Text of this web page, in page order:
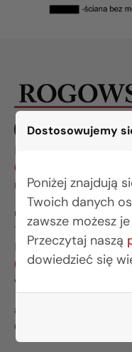
Dostosowujemy
Poniżej znajdują
Twoich danych
zawsze możesz
Przeczytaj naszą
dowiedzieć się
BIURO BIAŁYSTOK
(85) 749 99 09
ul. Legionowa 28 lok.
15-281 Białystok
BIURO WARSZAWA
(22) 642 03 55
al. Wilanowska 67E lok.
02-765 Warszawa